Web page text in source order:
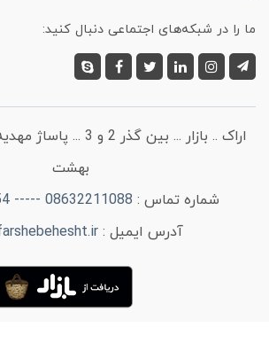
ما را در شبکه‌های اجتماعی دنبال کنید:
اراک .. بازار ... بین گذر
بهشت
شماره تماس : 08632211088 ----- 09181614054
آدرس ایمیل :